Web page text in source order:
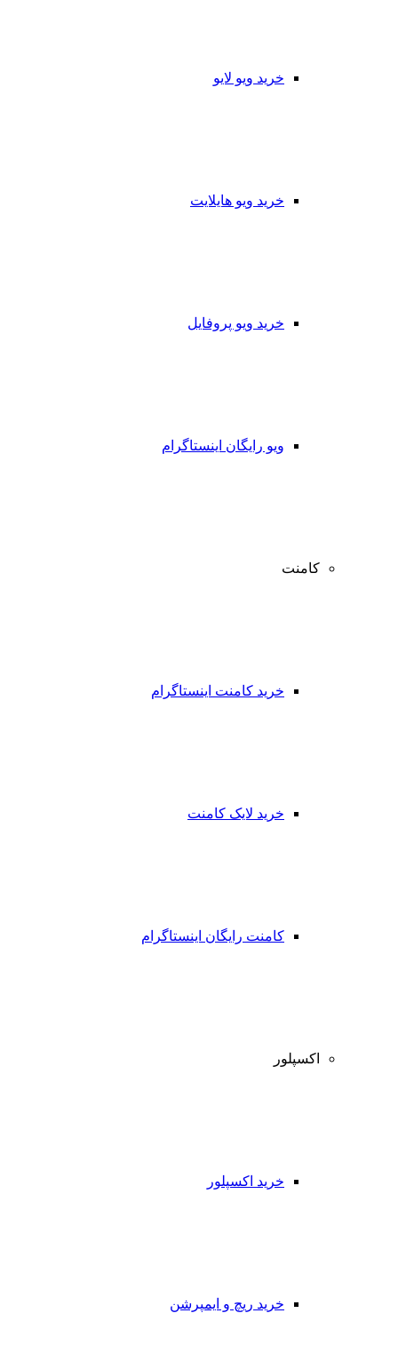
خرید ویو لایو
خرید ویو هایلایت
خرید ویو پروفایل
ویو رایگان اینستاگرام
کامنت
خرید کامنت اینستاگرام
خرید لایک کامنت
کامنت رایگان اینستاگرام
اکسپلور
خرید اکسپلور
خرید ریچ و ایمپرشن